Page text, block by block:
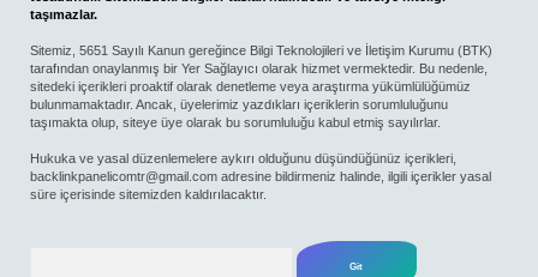
taşımazlar.
Sitemiz, 5651 Sayılı Kanun gereğince Bilgi Teknolojileri ve İletişim Kurumu (BTK)
tarafından onaylanmış bir Yer Sağlayıcı olarak hizmet vermektedir. Bu nedenle,
sitedeki içerikleri proaktif olarak denetleme veya araştırma yükümlülüğümüz
bulunmamaktadır. Ancak, üyelerimiz yazdıkları içeriklerin sorumluluğunu
taşımakta olup, siteye üye olarak bu sorumluluğu kabul etmiş sayılırlar.
Hukuka ve yasal düzenlemelere aykırı olduğunu düşündüğünüz içerikleri,
backlinkpanelicomtr@gmail.com adresine bildirmeniz halinde, ilgili içerikler yasal
süre içerisinde sitemizden kaldırılacaktır.